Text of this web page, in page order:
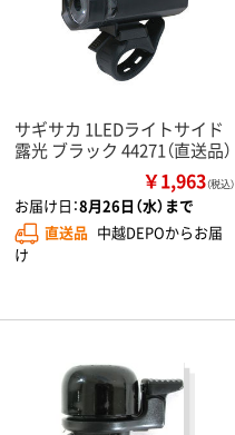
サギサカ 1LEDライトサイド
露光 ブラック 44271（直送品）
￥1,963（税込）
お届け日：8月26日（水）まで
直送品 中越DEPOからお届
け